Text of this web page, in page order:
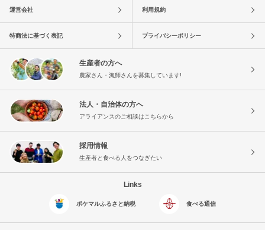
運営会社 利用規約
特商法に基づく表記 プライバシーポリシー
生産者の方へ
農家さん・漁師さんを募集しています!
法人・自治体の方へ
アライアンスのご相談はこちらから
採用情報
生産者と食べる人をつなぎたい
Links
ポケマルふるさと納税 食べる通信